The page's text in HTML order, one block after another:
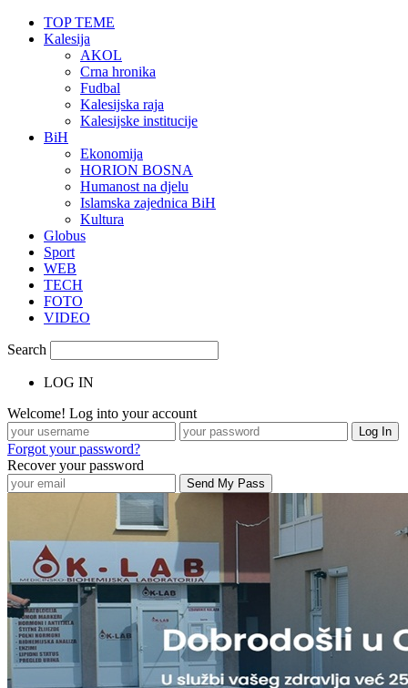
TOP TEME
Kalesija
AKOL
Crna hronika
Fudbal
Kalesijska raja
Kalesijske institucije
BiH
Ekonomija
HORION BOSNA
Humanost na djelu
Islamska zajednica BiH
Kultura
Globus
Sport
WEB
TECH
FOTO
VIDEO
Search
LOG IN
Welcome! Log into your account
Forgot your password?
Recover your password